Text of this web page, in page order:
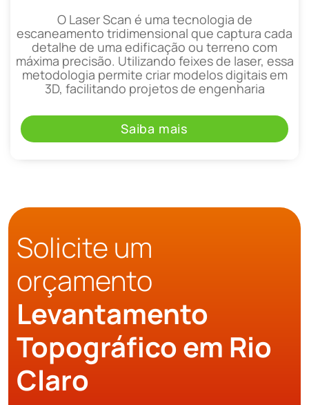
O Laser Scan é uma tecnologia de
escaneamento tridimensional que captura cada
detalhe de uma edificação ou terreno com
máxima precisão. Utilizando feixes de laser, essa
metodologia permite criar modelos digitais em
3D, facilitando projetos de engenharia
Saiba mais
Solicite um
orçamento
Levantamento
Topográfico em Rio
Claro